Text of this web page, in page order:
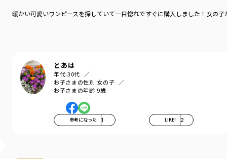
暖かい可愛いワンピースを探していて一目惚れですぐに購入しました！女の
とあは
年代:30代
お子さまの性別:女の子
お子さまの年齢:9歳
参考になった 1 LIKE! 2